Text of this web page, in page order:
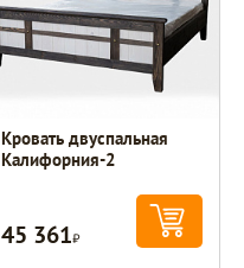
Кровать двуспальная
Калифорния-2
45 361Р